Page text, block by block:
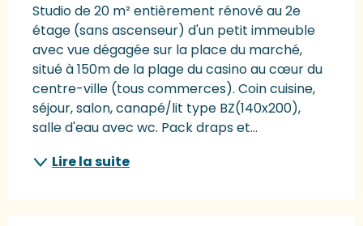
Studio de 20 m² entièrement rénové au 2e
étage (sans ascenseur) d'un petit immeuble
avec vue dégagée sur la place du marché,
situé à 150m de la plage du casino au cœur du
centre-ville (tous commerces). Coin cuisine,
séjour, salon, canapé/lit type BZ(140x200),
salle d'eau avec wc. Pack draps et...
Lire la suite